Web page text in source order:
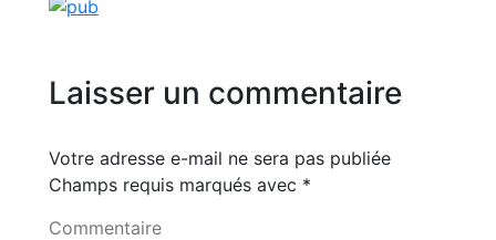
Laisser un commentaire
Votre adresse e-mail ne sera pas publiée
Champs requis marqués avec *
Commentaire